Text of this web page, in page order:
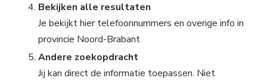
Bekijken alle resultaten
Je bekijkt hier telefoonnummers en overige info in
provincie Noord-Brabant
Andere zoekopdracht
Jij kan direct de informatie toepassen. Niet